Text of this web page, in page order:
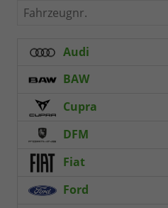
Fahrzeugnr.
Audi
BAW
Cupra
DFM
Fiat
Ford